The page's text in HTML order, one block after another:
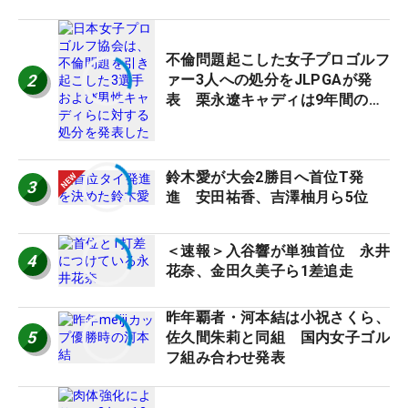
2
不倫問題起こした女子プロゴルフ
ァー3人への処分をJLPGAが発
表 栗永遼キャディは9年間の立
3
鈴木愛が大会2勝目へ首位T発
進 安田祐香、吉澤柚月ら5位
4
＜速報＞入谷響が単独首位 永井
花奈、金田久美子ら1差追走
5
昨年覇者・河本結は小祝さくら、
佐久間朱莉と同組 国内女子ゴル
フ組み合わせ発表